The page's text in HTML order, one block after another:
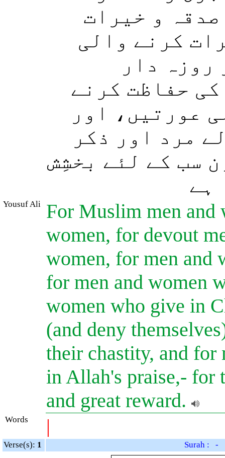
و خیرات
کرنے والی
دار
حفاظت کرنے
عورتیں، اور
مرد اور ذکر
سب کے لئے بخشِش
ہے
Yousuf Ali
For Muslim men and
women, for devout
women, for men and
for men and women
women who give in
(and deny
their chastity, and for
in Allah's praise,- for
and great reward.
Words |
Verse(s): 1
Surah : -